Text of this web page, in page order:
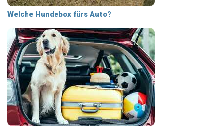
Welche Hundebox fürs Auto?